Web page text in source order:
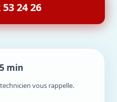
24 26
min
vous rappelle.